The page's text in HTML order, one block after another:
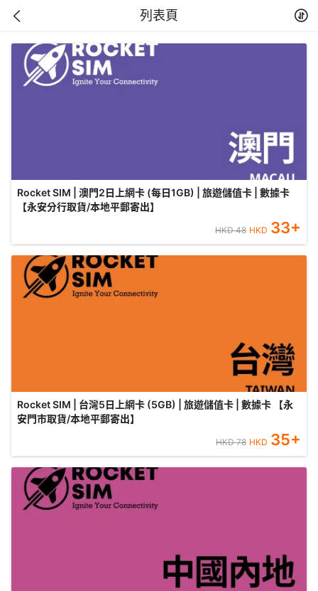
列表頁
Rocket SIM | 澳門2日上網卡 (每日1GB) | 旅遊儲值卡 | 數據卡
【永安分行取貨/本地平郵寄出】
HKD48 HKD 33+
Rocket SIM | 台灣5日上網卡 (5GB) | 旅遊儲值卡 | 數據卡 【永
安門市取貨/本地平郵寄出】
HKD78 HKD 35+